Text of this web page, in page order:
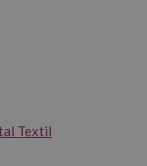
Textil